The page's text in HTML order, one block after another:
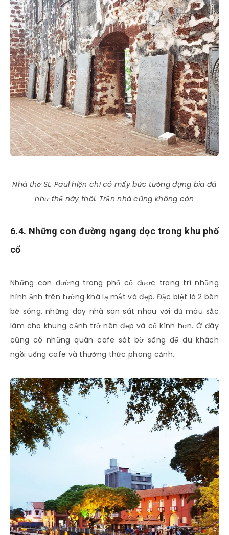
Nhà thờ St. Paul hiện chỉ có mấy bức tường dựng bia đá
như thế này thôi. Trần nhà cũng không còn
6.4. Những con đường ngang dọc trong khu phố
cổ
Những con đường trong phố cổ được trang trí những
hình ảnh trên tường khá lạ mắt và đẹp. Đặc biệt là 2 bên
bờ sông, những dãy nhà san sát nhau với đủ màu sắc
làm cho khung cảnh trở nên đẹp và cổ kính hơn. Ở đây
cũng có những quán cafe sát bờ sông để du khách
ngồi uống cafe và thưởng thức phong cảnh.